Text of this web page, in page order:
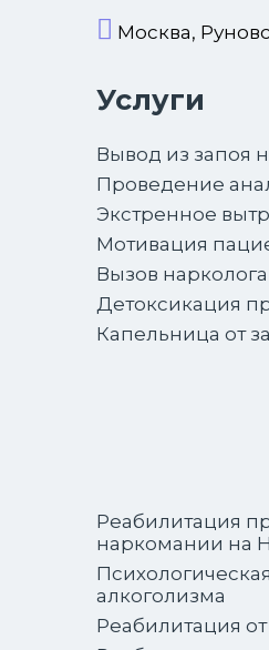
Москва,
Услуги
Вывод из запоя
Проведение
Экстренное
Мотивация
Вызов
Детоксикация
Капельница от
Реабилитация
наркомании на
алкоголизма
Реабилитация